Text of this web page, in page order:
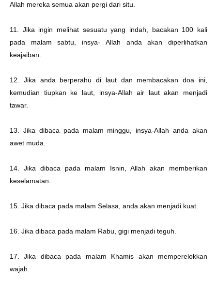
Allah mereka semua akan pergi dari situ.
11. Jika ingin melihat sesuatu yang indah, bacakan 100 kali
pada malam sabtu, insya- Allah anda akan diperlihatkan
keajaiban.
12. Jika anda berperahu di laut dan membacakan doa ini,
kemudian tiupkan ke laut, insya-Allah air laut akan menjadi
tawar.
13. Jika dibaca pada malam minggu, insya-Allah anda akan
awet muda.
14. Jika dibaca pada malam Isnin, Allah akan memberikan
keselamatan.
15. Jika dibaca pada malam Selasa, anda akan menjadi kuat.
16. Jika dibaca pada malam Rabu, gigi menjadi teguh.
17. Jika dibaca pada malam Khamis akan memperelokkan
wajah.